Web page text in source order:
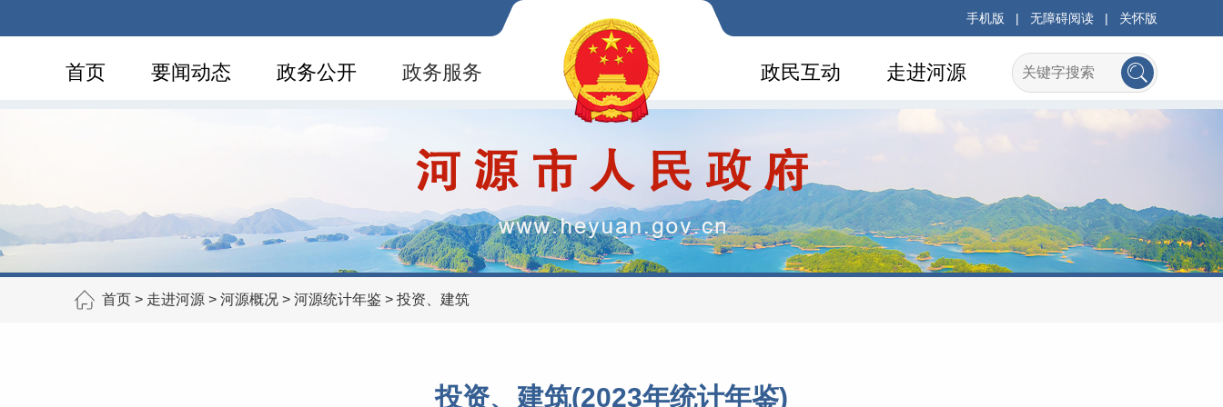
手机版 | 无障碍阅读 | 关怀版
首页 要闻动态 政务公开 政务服务 走进河源
政民互动
首页 > 走进河源 > 河源概况 > 河源统计年鉴 > 投资、建筑
投资、建筑(2023年统计年鉴)